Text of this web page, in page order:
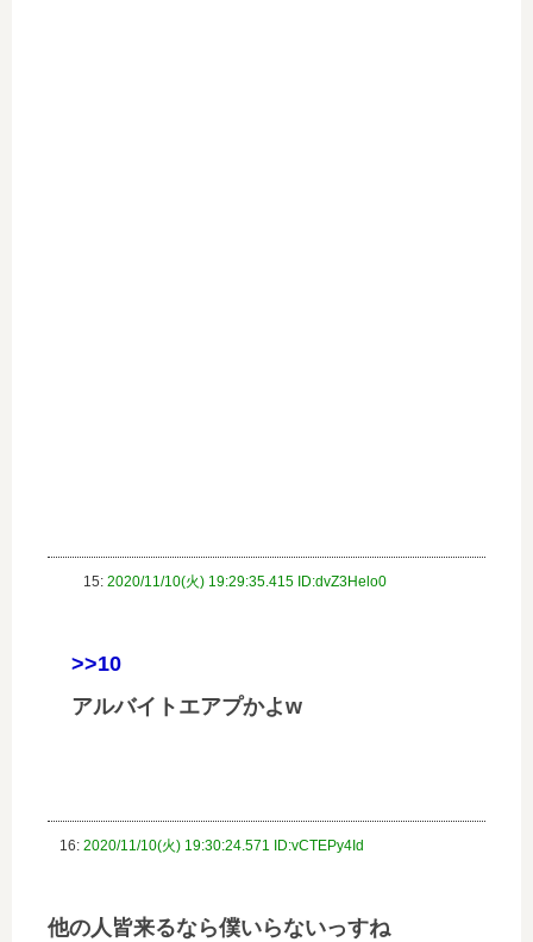
15: 2020/11/10(火) 19:29:35.415 ID:dvZ3Helo0
>>10
アルバイトエアプかよw
16: 2020/11/10(火) 19:30:24.571 ID:vCTEPy4Id
他の人皆来るなら僕いらないっすね